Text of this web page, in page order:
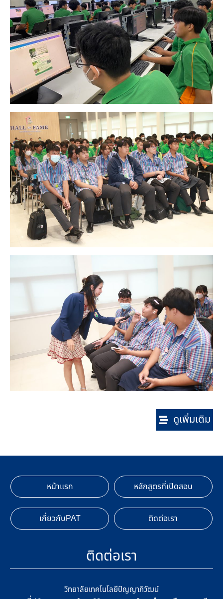
ดูเพิ่มเติม
หน้าแรก หลักสูตรที่เปิดสอน
เกี่ยวกับPAT ติดต่อเรา
ติดต่อเรา
วิทยาลัยเทคโนโลยีปัญญาภิวัฒน์